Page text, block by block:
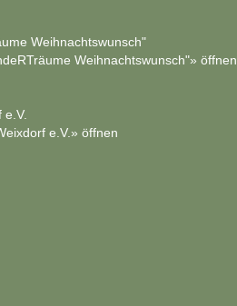
Weihnachtswunsch"
Weihnachtswunsch"» öffnen
e.V.
e.V.» öffnen